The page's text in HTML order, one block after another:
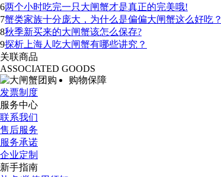
6两个小时吃完一只大闸蟹才是真正的完美哦!
7蟹类家族十分庞大，为什么是偏偏大闸蟹这么好吃？
8秋季新买来的大闸蟹该怎么保存?
9探析上海人吃大闸蟹有哪些讲究？
关联商品
ASSOCIATED GOODS
购物保障
发票制度
服务中心
联系我们
售后服务
服务承诺
企业定制
新手指南